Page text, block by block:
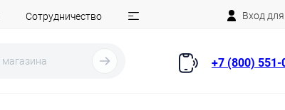
Сотрудничество Вход
+7 (800) 551-